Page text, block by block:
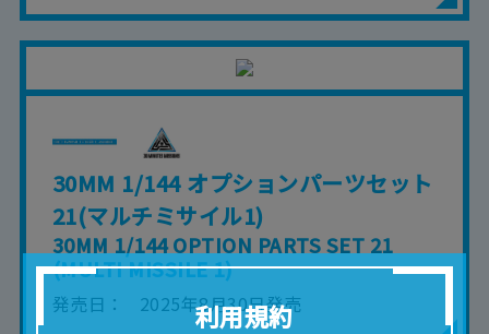
30MM 1/144 オプションパーツセット
21(マルチミサイル1)
30MM 1/144 OPTION PARTS SET 21
(MULTI MISSILE 1)
発売日 2025年8月30日発売
利用規約